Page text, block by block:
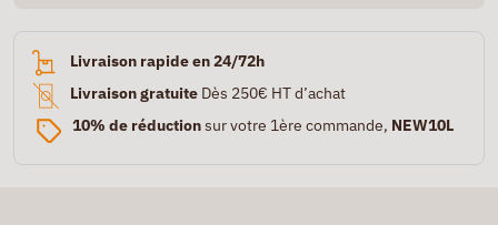
Livraison rapide en 24/72h
Livraison gratuite Dès 250€ HT d’achat
10% de réductionsur votre 1ère commande, NEW10L